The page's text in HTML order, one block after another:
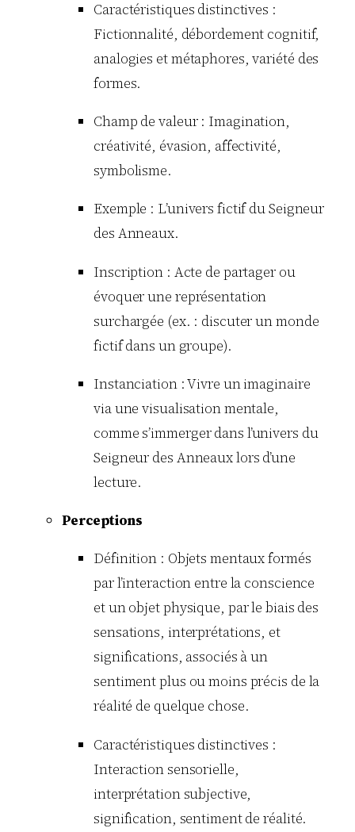
Caractéristiques distinctives :
Fictionnalité, débordement cognitif,
analogies et métaphores, variété des
formes.
Champ de valeur : Imagination,
créativité, évasion, affectivité,
symbolisme.
Exemple : L’univers fictif du Seigneur
des Anneaux.
Inscription : Acte de partager ou
évoquer une représentation
surchargée (ex. : discuter un monde
fictif dans un groupe).
Instanciation : Vivre un imaginaire
via une visualisation mentale,
comme s’immerger dans l’univers du
Seigneur des Anneaux lors d’une
lecture.
Perceptions
Définition : Objets mentaux formés
par l’interaction entre la conscience
et un objet physique, par le biais des
sensations, interprétations, et
significations, associés à un
sentiment plus ou moins précis de la
réalité de quelque chose.
Caractéristiques distinctives :
Interaction sensorielle,
interprétation subjective,
signification, sentiment de réalité.